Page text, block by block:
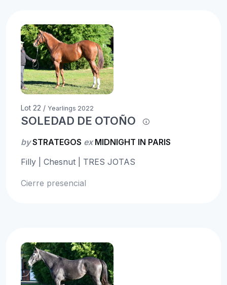
Lot 22 / Yearlings 2022
SOLEDAD DE OTOÑO
bySTRATEGOS exMIDNIGHT IN PARIS
Filly | Chesnut | TRES JOTAS
Cierre presencial